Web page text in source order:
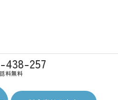
438-257
料無料